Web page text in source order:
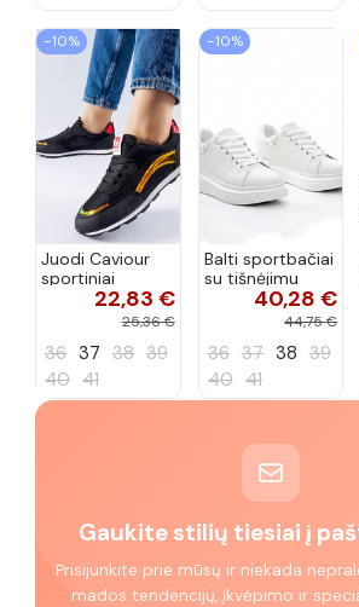
−10%
Juodi Caviour
sportiniai
sportbačiai22,83 €
25,36 €
36 37 38 39
40 41
−10%
Balti sportbačiai
su tišnėjimu
Peyton40,28 €
44,75 €
36 37 38 39
40 41
Gaukite stilių tiesiai į
Prisijunkite prie mūsų ir niekada
mados tendencijų, įkvėpimo ir